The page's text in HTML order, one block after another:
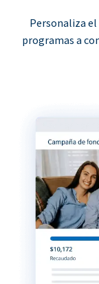
Personaliza
programas a